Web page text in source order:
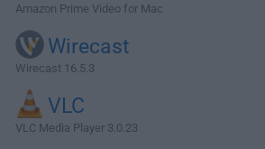
Amazon Prime Video for Mac
Wirecast
Wirecast 16.5.3
VLC
VLC Media Player 3.0.23